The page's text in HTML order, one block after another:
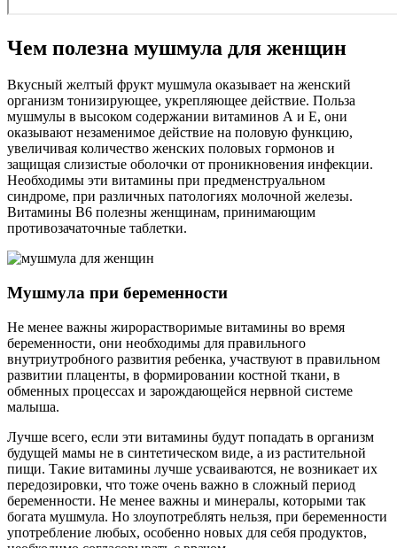
Чем полезна мушмула для женщин
Вкусный желтый фрукт мушмула оказывает на женский
организм тонизирующее, укрепляющее действие. Польза
мушмулы в высоком содержании витаминов А и Е, они
оказывают незаменимое действие на половую функцию,
увеличивая количество женских половых гормонов и
защищая слизистые оболочки от проникновения инфекции.
Необходимы эти витамины при предменструальном
синдроме, при различных патологиях молочной железы.
Витамины В6 полезны женщинам, принимающим
противозачаточные таблетки.
Мушмула при беременности
Не менее важны жирорастворимые витамины во время
беременности, они необходимы для правильного
внутриутробного развития ребенка, участвуют в правильном
развитии плаценты, в формировании костной ткани, в
обменных процессах и зарождающейся нервной системе
малыша.
Лучше всего, если эти витамины будут попадать в организм
будущей мамы не в синтетическом виде, а из растительной
пищи. Такие витамины лучше усваиваются, не возникает их
передозировки, что тоже очень важно в сложный период
беременности. Не менее важны и минералы, которыми так
богата мушмула. Но злоупотреблять нельзя, при беременности
употребление любых, особенно новых для себя продуктов,